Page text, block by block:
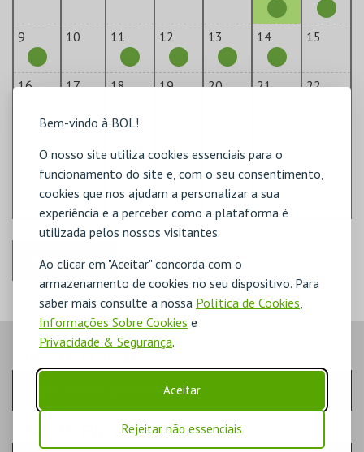
Bem-vindo à BOL!
O nosso site utiliza cookies essenciais para o
funcionamento do site e, com o seu consentimento,
cookies que nos ajudam a personalizar a sua
experiência e a perceber como a plataforma é
utilizada pelos nossos visitantes.
Ao clicar em "Aceitar" concorda com o
armazenamento de cookies no seu dispositivo. Para
saber mais consulte a nossa Política de Cookies
Informações Sobre Cookies e
Privacidade & Segurança.
Aceitar
Rejeitar não essenciais
9 10 11 12 13 14 15
16 17 18 19 20 21 22
31 1 2 3 4 5
ANTERIOR
- EVENTO